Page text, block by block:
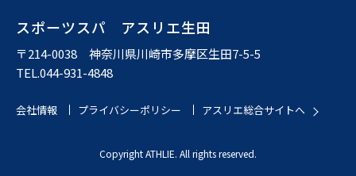
スポーツスパ アスリエ生田
〒214-0038 神奈川県川崎市多摩区生田7-5-5
TEL.044-931-4848
会社情報 プライバシーポリシー アスリエ総合サイトへ
Copyright ATHLIE. All rights reserved.